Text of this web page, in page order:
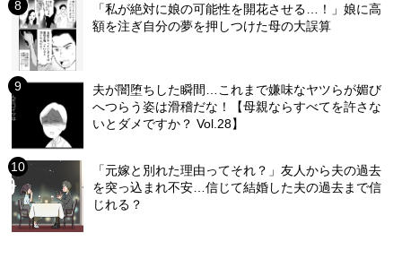
「私が絶対に娘の可能性を開花させる…！」娘に高
額を注ぎ自分の夢を押しつけた母の大誤算
夫が闇堕ちした瞬間…これまで嫌味なヤツらが媚び
へつらう姿は滑稽だな！【母親ならすべてを許さな
いとダメですか？ Vol.28】
「元嫁と別れた理由ってそれ？」友人から夫の過去
を突っ込まれ不安…信じて結婚した夫の過去まで信
じれる？